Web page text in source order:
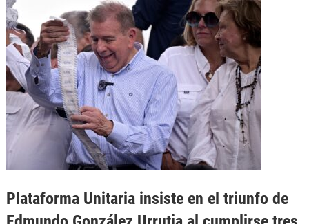
Plataforma Unitaria insiste en el triunfo de